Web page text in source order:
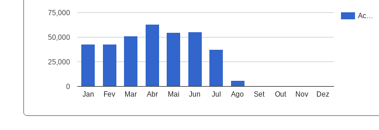
Ac…
Jan Fev Mar Abr Mai Jun Jul Ago Set Out Nov Dez
0
25,000
50,000
75,000
documento_andamento_atual.xml
07-08-2026
agenda_eventos.xml
07-08-2026